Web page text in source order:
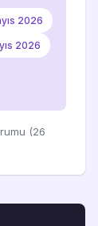
2026
2026
(26